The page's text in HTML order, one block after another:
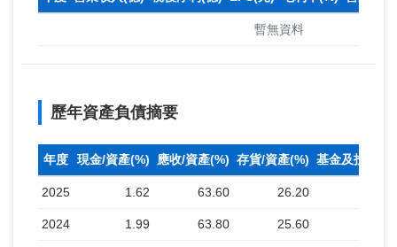
暫無資料
歷年資產負債摘要
年度 現金/資產(%) 應收/資產(%) 存貨/資產(%) 基金及投資(%)
2025 1.62 63.60 26.20
2024 1.99 63.80 25.60